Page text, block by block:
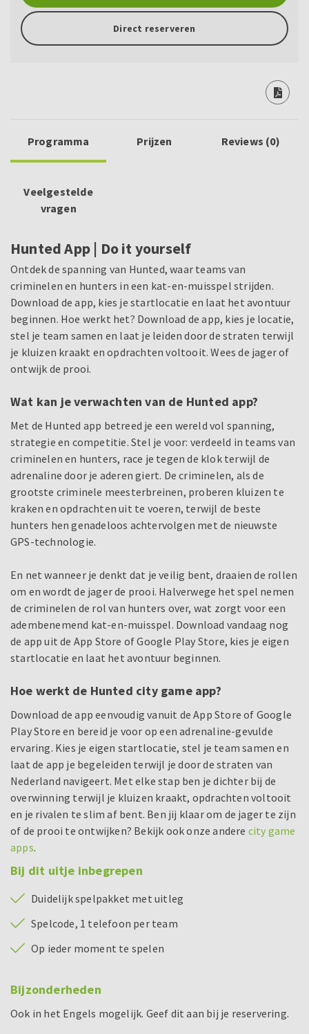
Direct reserveren
Programma Prijzen Reviews (0)
Veelgestelde
vragen
Hunted App | Do it yourself
Ontdek de spanning van Hunted, waar teams van
criminelen en hunters in een kat-en-muisspel strijden.
Download de app, kies je startlocatie en laat het avontuur
beginnen. Hoe werkt het? Download de app, kies je locatie,
stel je team samen en laat je leiden door de straten terwijl
je kluizen kraakt en opdrachten voltooit. Wees de jager of
ontwijk de prooi.
Wat kan je verwachten van de Hunted app?
Met de Hunted app betreed je een wereld vol spanning,
strategie en competitie. Stel je voor: verdeeld in teams van
criminelen en hunters, race je tegen de klok terwijl de
adrenaline door je aderen giert. De criminelen, als de
grootste criminele meesterbreinen, proberen kluizen te
kraken en opdrachten uit te voeren, terwijl de beste
hunters hen genadeloos achtervolgen met de nieuwste
GPS-technologie.
En net wanneer je denkt dat je veilig bent, draaien de rollen
om en wordt de jager de prooi. Halverwege het spel nemen
de criminelen de rol van hunters over, wat zorgt voor een
adembenemend kat-en-muisspel. Download vandaag nog
de app uit de App Store of Google Play Store, kies je eigen
startlocatie en laat het avontuur beginnen.
Hoe werkt de Hunted city game app?
Download de app eenvoudig vanuit de App Store of Google
Play Store en bereid je voor op een adrenaline-gevulde
ervaring. Kies je eigen startlocatie, stel je team samen en
laat de app je begeleiden terwijl je door de straten van
Nederland navigeert. Met elke stap ben je dichter bij de
overwinning terwijl je kluizen kraakt, opdrachten voltooit
en je rivalen te slim af bent. Ben jij klaar om de jager te zijn
of de prooi te ontwijken? Bekijk ook onze andere city game
apps.
Bij dit uitje inbegrepen
Duidelijk spelpakket met uitleg
Spelcode, 1 telefoon per team
Op ieder moment te spelen
Bijzonderheden
Ook in het Engels mogelijk. Geef dit aan bij je reservering.